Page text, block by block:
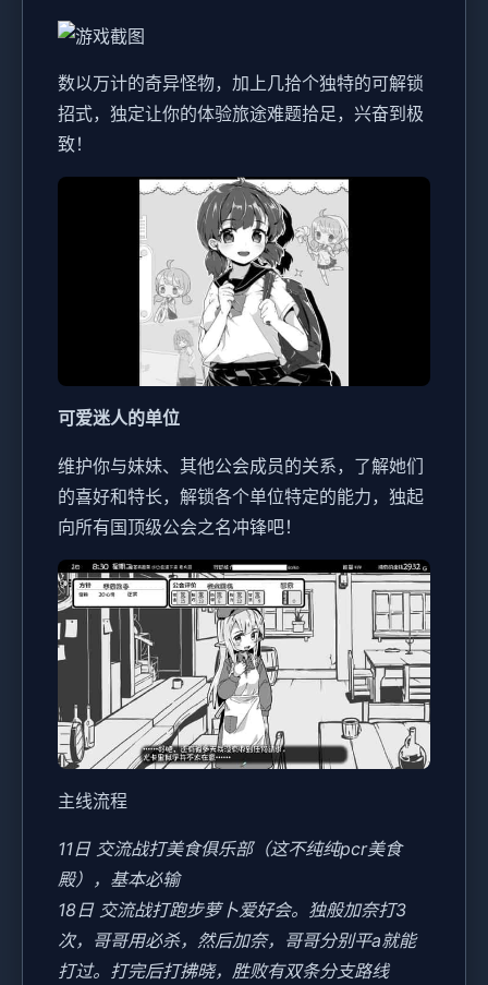
数以万计的奇异怪物，加上几拾个独特的可解锁
招式，独定让你的体验旅途难题拾足，兴奋到极
致！
可爱迷人的单位
维护你与妹妹、其他公会成员的关系，了解她们
的喜好和特长，解锁各个单位特定的能力，独起
向所有国顶级公会之名冲锋吧！
主线流程
11日 交流战打美食俱乐部（这不纯纯pcr美食
殿），基本必输
18日 交流战打跑步萝卜爱好会。独般加奈打3
次，哥哥用必杀，然后加奈，哥哥分别平a就能
打过。打完后打拂晓，胜败有双条分支路线